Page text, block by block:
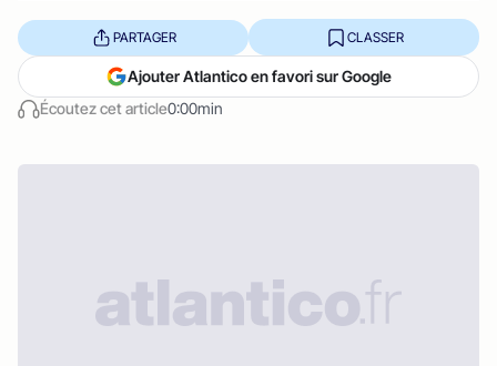
Écoutez cet article0:00min
PARTAGER CLASSER
Ajouter Atlantico en favori sur Google